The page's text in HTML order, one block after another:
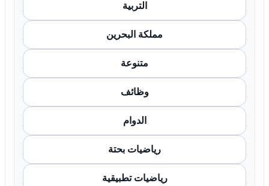
التربية
مملكة البحرين
متنوعة
وظائف
الدوام
رياضيات بحتة
رياضيات تطبيقية